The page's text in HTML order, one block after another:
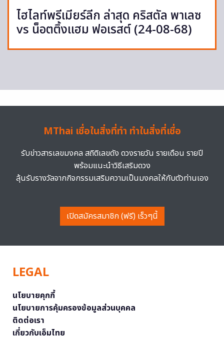
ไฮไลท์พรีเมียร์ลีก ล่าสุด คริสตัล พาเลซ
vs น็อตติ้งแฮม ฟอเรสต์ (24-08-68)
MThai เชื่อในสิ่งที่ทำ ทำในสิ่งที่เชื่อ
รับข่าวสารเลขมงคล สถิติเลขดัง ดวงรายวัน รายเดือน รายปี
พร้อมแนะนำวิธีเสริมดวง
ลุ้นรับรางวัลจากกิจกรรมเสริมความเป็นมงคลให้กับตัวท่านเอง
เปิดสมัครสมาชิก (ฟรี) เร็วๆนี้
LEGAL
นโยบายคุกกี้
นโยบายการคุ้มครองข้อมูลส่วนบุคคล
ติดต่อเรา
เกี่ยวกับเอ็มไทย